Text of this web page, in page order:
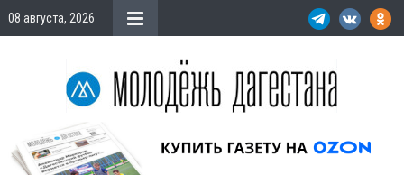
08 августа, 2026